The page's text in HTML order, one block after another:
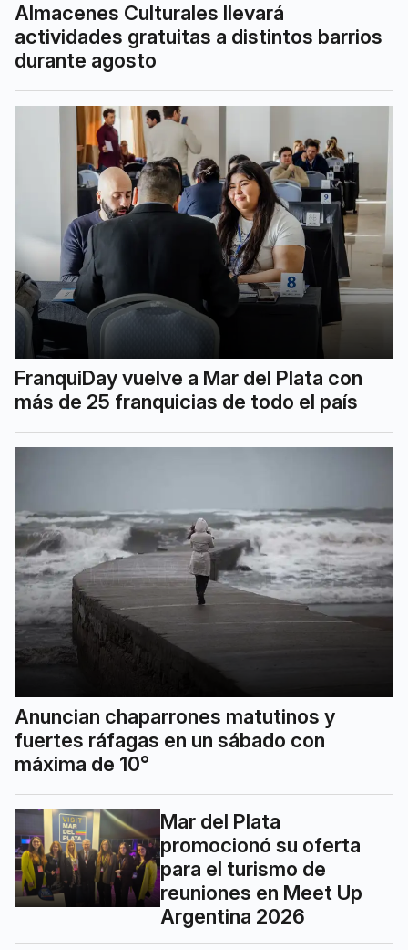
Almacenes Culturales llevará
actividades gratuitas a distintos barrios
durante agosto
FranquiDay vuelve a Mar del Plata con
más de 25 franquicias de todo el país
Anuncian chaparrones matutinos y
fuertes ráfagas en un sábado con
máxima de 10°
Mar del Plata
promocionó su oferta
para el turismo de
reuniones en Meet Up
Argentina 2026